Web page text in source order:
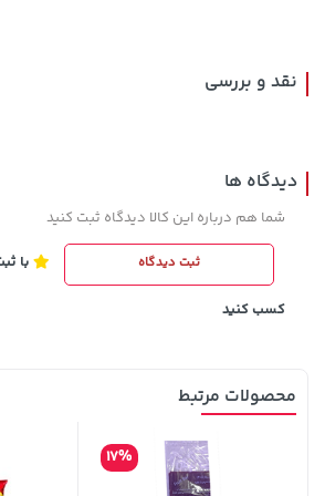
659,900
خرید
نقد و بررسی
دیدگاه ها
شما هم درباره این کالا دیدگاه ثبت کنید
ثبت دیدگاه
کسب کنید
محصولات مرتبط
17%